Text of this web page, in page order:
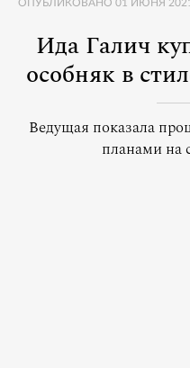
ОПУБЛИКОВАНО 01 ИЮНЯ
Ида Галич
особняк в
Ведущая показала
планами на